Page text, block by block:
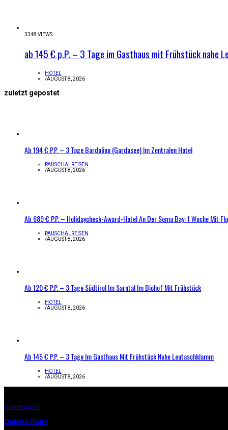
3348 VIEWS
ab 145 € p.P. – 3 Tage im Gasthaus mit Frühstück nahe
HOTEL
/AUGUST 8, 2026
zuletzt gepostet
Ab 194 € P.P. – 3 Tage Bardolino (Gardasee) Im Zentralen Hotel
PAUSCHALREISEN
/AUGUST 8, 2026
Ab 689 € P.P. – Holidaycheck-Award-Hotel An Der Soma Bay: 1 Woche Mit
PAUSCHALREISEN
/AUGUST 8, 2026
Ab 120 € P.P. – 3 Tage Südtirol Im Sarntal Im Biohof Mit Frühstück
HOTEL
/AUGUST 8, 2026
Ab 145 € P.P. – 3 Tage Im Gasthaus Mit Frühstück Nahe Leutaschklamm
HOTEL
/AUGUST 8, 2026
Impressum
Datenschutz